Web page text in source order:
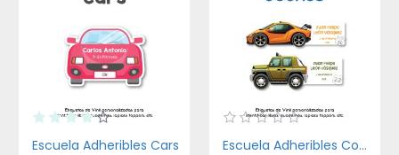
Escuela Adheribles Cars Escuela Adheribles Coches